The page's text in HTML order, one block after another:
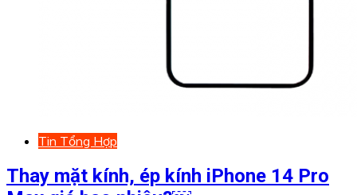
Tin Tổng Hợp
Thay mặt kính, ép kính iPhone 14 Pro